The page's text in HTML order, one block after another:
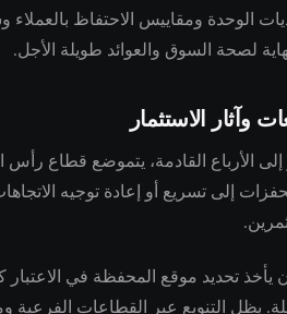
الوحدة ومقاييس الاحتفاظ بالعملاء
لصحة السوق والعوائد طويلة الأجل.
وآثار الاستثمار
إلى الأرباع القادمة، يتموضع قطاع
إلى تسريع أو إعادة توجيه
يأخذ تحديد موقع المحفظة في الاعتبار
يظل التنويع عبر القطاعات الفرعية